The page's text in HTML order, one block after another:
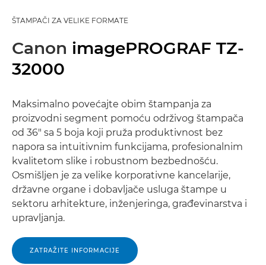
ŠTAMPAČI ZA VELIKE FORMATE
Canon imagePROGRAF TZ-
32000
Maksimalno povećajte obim štampanja za
proizvodni segment pomoću održivog štampača
od 36" sa 5 boja koji pruža produktivnost bez
napora sa intuitivnim funkcijama, profesionalnim
kvalitetom slike i robustnom bezbednošću.
Osmišljen je za velike korporativne kancelarije,
državne organe i dobavljače usluga štampe u
sektoru arhitekture, inženjeringa, građevinarstva i
upravljanja.
ZATRAŽITE INFORMACIJE